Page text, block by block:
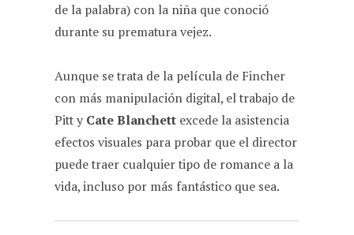
de la palabra) con la niña que conoció
durante su prematura vejez.
Aunque se trata de la película de Fincher
con más manipulación digital, el trabajo de
Pitt y Cate Blanchett excede la asistencia
efectos visuales para probar que el director
puede traer cualquier tipo de romance a la
vida, incluso por más fantástico que sea.